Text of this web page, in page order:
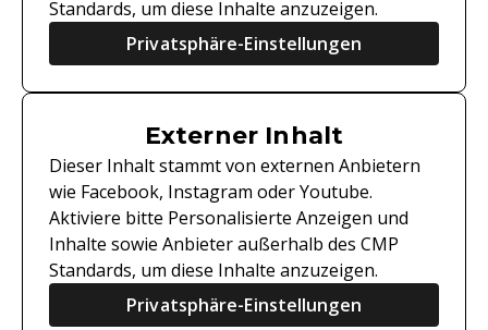
Standards, um diese Inhalte anzuzeigen.
Privatsphäre-Einstellungen
Externer Inhalt
Dieser Inhalt stammt von externen Anbietern
wie Facebook, Instagram oder Youtube.
Aktiviere bitte Personalisierte Anzeigen und
Inhalte sowie Anbieter außerhalb des CMP
Standards, um diese Inhalte anzuzeigen.
Privatsphäre-Einstellungen